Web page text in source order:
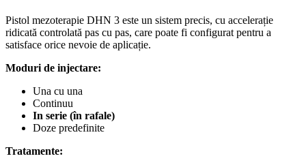
Pistol mezoterapie DHN 3 este un sistem precis, cu accelerație
ridicată controlată pas cu pas, care poate fi configurat pentru a
satisface orice nevoie de aplicație.
Moduri de injectare:
Una cu una
Continuu
In serie (în rafale)
Doze predefinite
Tratamente: